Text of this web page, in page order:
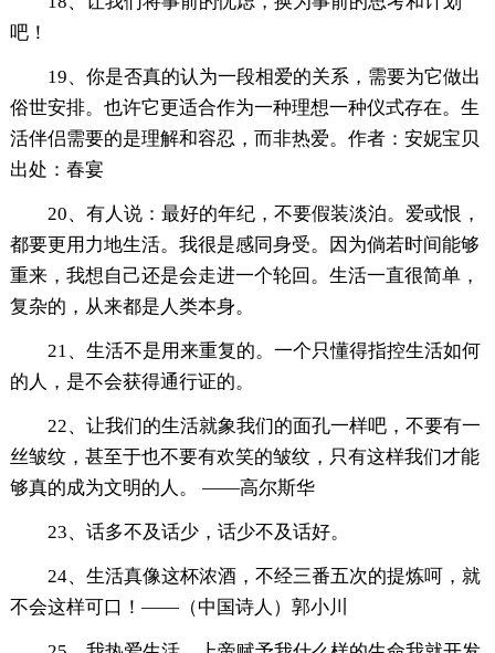
吧！
19、你是否真的认为一段相爱的关系，需要为它做出
俗世安排。也许它更适合作为一种理想一种仪式存在。生
活伴侣需要的是理解和容忍，而非热爱。作者：安妮宝贝
出处：春宴
20、有人说：最好的年纪，不要假装淡泊。爱或恨，
都要更用力地生活。我很是感同身受。因为倘若时间能够
重来，我想自己还是会走进一个轮回。生活一直很简单，
复杂的，从来都是人类本身。
21、生活不是用来重复的。一个只懂得指控生活如何
的人，是不会获得通行证的。
22、让我们的生活就象我们的面孔一样吧，不要有一
丝皱纹，甚至于也不要有欢笑的皱纹，只有这样我们才能
够真的成为文明的人。 ——高尔斯华
23、话多不及话少，话少不及话好。
24、生活真像这杯浓酒，不经三番五次的提炼呵，就
不会这样可口！——（中国诗人）郭小川